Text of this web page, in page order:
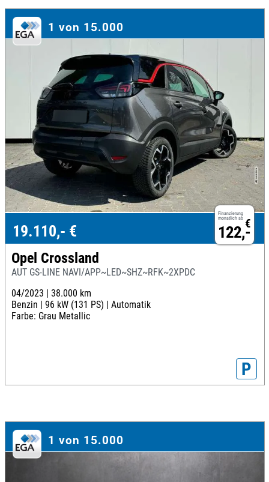
1 von 15.000
Finanzierung
monatlich ab €
122,-
19.110,- €
Opel Crossland
AUT GS-LINE NAVI/APP~LED~SHZ~RFK~2XPDC
04/2023 | 38.000 km
Benzin | 96 kW (131 PS) | Automatik
Farbe: Grau Metallic
P
1 von 15.000